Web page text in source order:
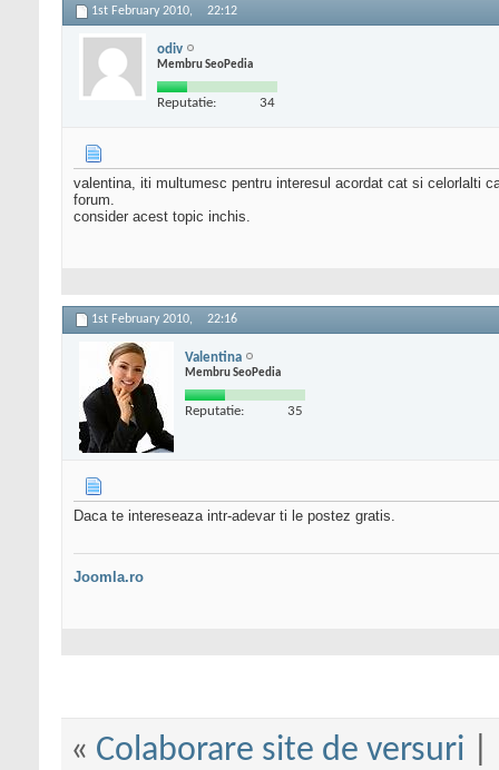
1st February 2010, 22:12
odiv
Membru SeoPedia
Reputatie: 34
valentina, iti multumesc pentru interesul acordat cat si celorlalti
forum.
consider acest topic inchis.
1st February 2010, 22:16
Valentina
Membru SeoPedia
Reputatie: 35
Daca te intereseaza intr-adevar ti le postez gratis.
Joomla.ro
« Colaborare site de versuri